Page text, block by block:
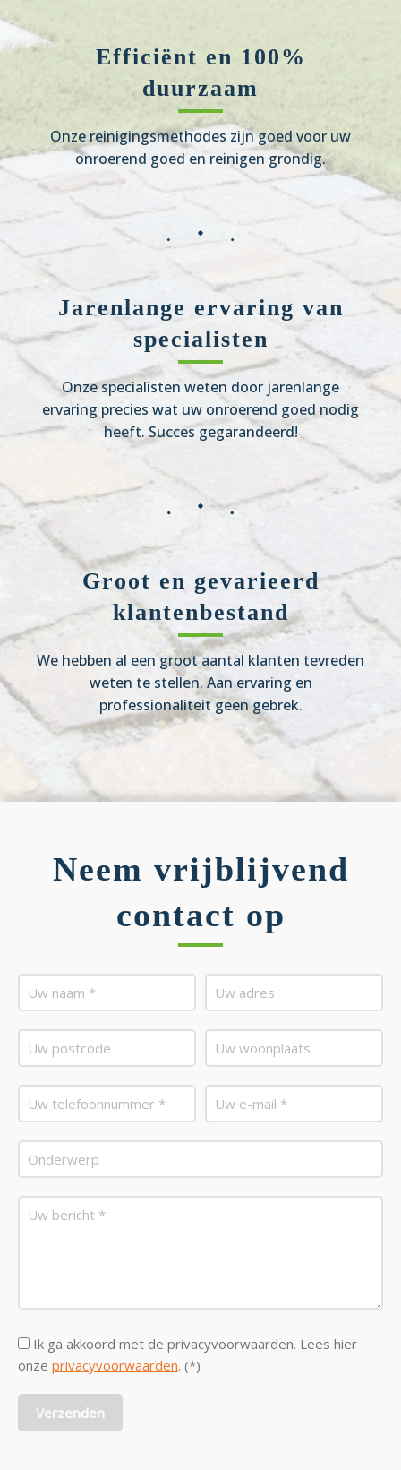
Efficiënt en 100%
duurzaam
Onze reinigingsmethodes zijn goed voor uw
onroerend goed en reinigen grondig.
Jarenlange ervaring van
specialisten
Onze specialisten weten door jarenlange
ervaring precies wat uw onroerend goed nodig
heeft. Succes gegarandeerd!
Groot en gevarieerd
klantenbestand
We hebben al een groot aantal klanten tevreden
weten te stellen. Aan ervaring en
professionaliteit geen gebrek.
Neem vrijblijvend
contact op
Ik ga akkoord met de privacyvoorwaarden. Lees hier
onze privacyvoorwaarden. (*)